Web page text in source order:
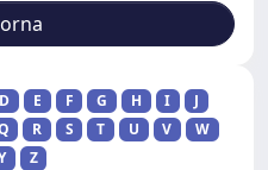
D E F G H I
J
R S T U V
W
Z